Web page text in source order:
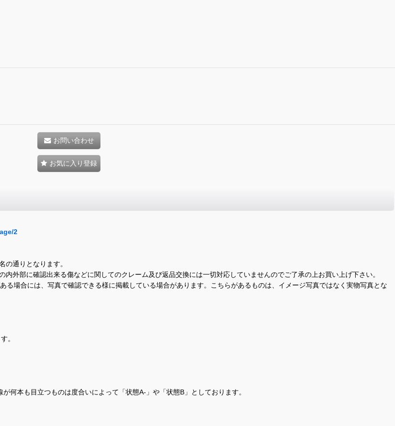
お問い合わせ
お気に入り登録
2
の通りとなります。
外部に確認出来る傷などに関してのクレーム及び返品交換には一切対応していませんのでご了承の上お買い上げ下さい。
場合には、写真で確認できる様に掲載している場合があります。こちらがあるものは、イメージ写真ではなく実物写真とな
。
何本も目立つものは度合いによって「状態A-」や「状態B」としております。